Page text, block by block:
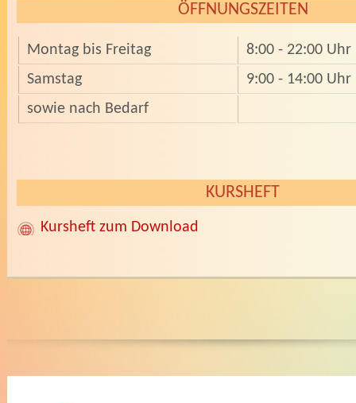
ÖFFNUNGSZEITEN
Montag bis Freitag
8:00 - 22:00 Uhr
Samstag
9:00 - 14:00 Uhr
sowie nach Bedarf
KURSHEFT
Kursheft zum Download